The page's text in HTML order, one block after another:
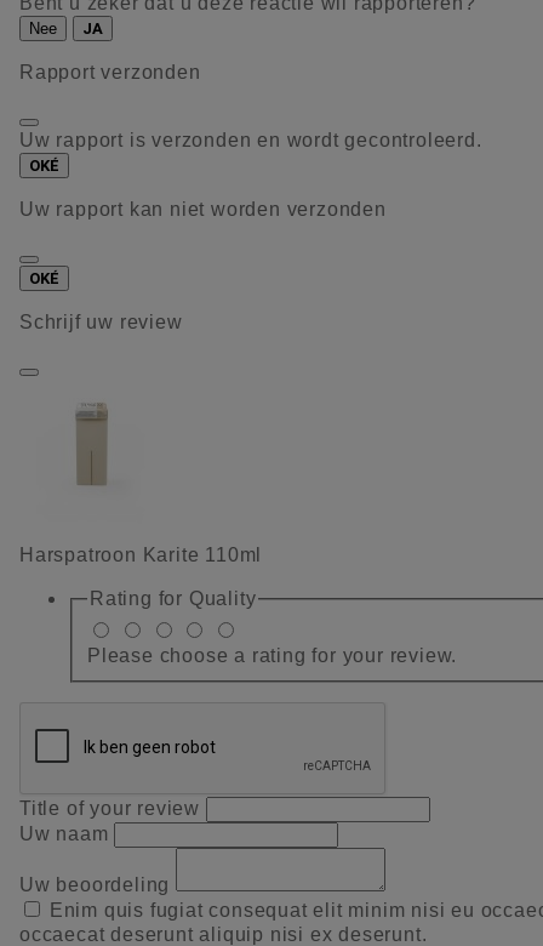
Nee JA
Rapport verzonden
Uw rapport is verzonden en wordt gecontroleerd.
OKÉ
Uw rapport kan niet worden verzonden
OKÉ
Schrijf uw review
Harspatroon Karite 110ml
Rating for Quality
Please choose a rating for your review.
Title of your review
Uw naam
Uw beoordeling
Enim quis fugiat consequat elit minim nisi eu
occaecat deserunt aliquip nisi ex deserunt.